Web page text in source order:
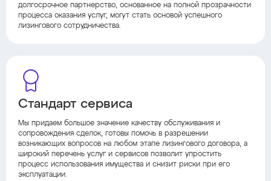
долгосрочное партнерство, основанное на полной прозрачности
процесса оказания услуг, могут стать основой успешного
лизингового сотрудничества.
Стандарт сервиса
Мы придаем большое значение качеству обслуживания и
сопровождения сделок, готовы помочь в разрешении
возникающих вопросов на любом этапе лизингового договора, а
широкий перечень услуг и сервисов позволит упростить
процесс использования имущества и снизит риски при его
эксплуатации.